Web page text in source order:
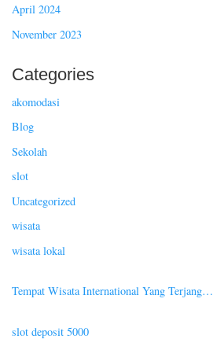
April 2024
November 2023
Categories
akomodasi
Blog
Sekolah
slot
Uncategorized
wisata
wisata lokal
Tempat Wisata International Yang Terjang…
slot deposit 5000